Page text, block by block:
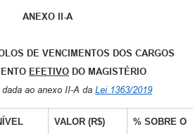
ANEXO II-A
DE VENCIMENTOS DOS CARGOS
EFETIVO DO MAGISTÉRIO
ao anexo II-A da Lei 1363/2019
VALOR (R$)
% SOBRE O